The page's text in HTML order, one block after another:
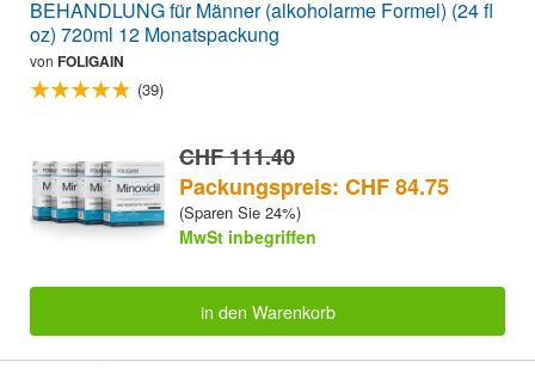
BEHANDLUNG für Männer (alkoholarme Formel) (24 fl
oz) 720ml 12 Monatspackung
von FOLIGAIN
(39)
CHF 111.40
Packungspreis: CHF 84.75
(Sparen Sie 24%)
MwSt inbegriffen
in den Warenkorb